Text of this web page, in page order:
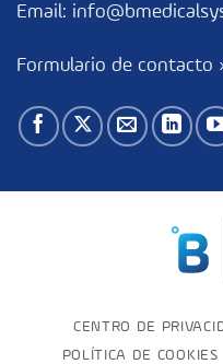
Email:
Formulario de contacto
CENTRO DE
POLÍTICA DE COOKIES